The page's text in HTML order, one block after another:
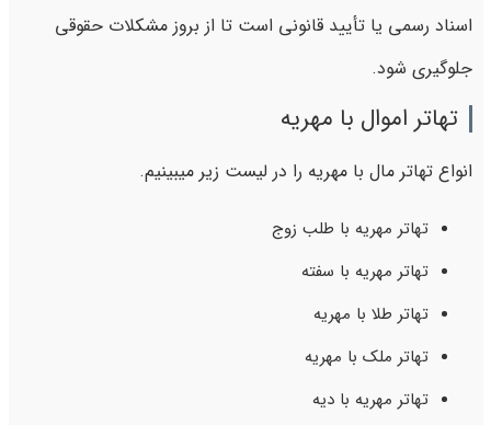
اسناد رسمی یا تأیید قانونی است تا از بروز مشکلات حقوقی
جلوگیری شود.
تهاتر اموال با مهریه
انواع تهاتر مال با مهریه را در لیست زیر میبینیم.
تهاتر مهریه با طلب زوج
تهاتر مهریه با سفته
تهاتر طلا با مهریه
تهاتر ملک با مهریه
تهاتر مهریه با دیه